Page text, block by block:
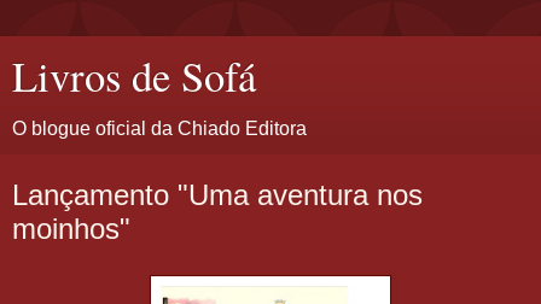
Livros de Sofá
O blogue oficial da Chiado Editora
Lançamento "Uma aventura nos
moinhos"